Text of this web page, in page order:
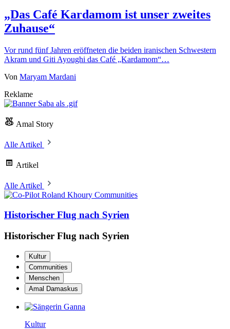
„Das Café Kardamom ist unser zweites
Zuhause“
Vor rund fünf Jahren eröffneten die beiden iranischen Schwestern
Akram und Giti Ayoughi das Café „Kardamom“…
Von Maryam Mardani
Reklame
Amal Story
Alle Artikel
Artikel
Alle Artikel
Communities
Historischer Flug nach Syrien
Historischer Flug nach Syrien
Kultur
Communities
Menschen
Amal Damaskus
Kultur